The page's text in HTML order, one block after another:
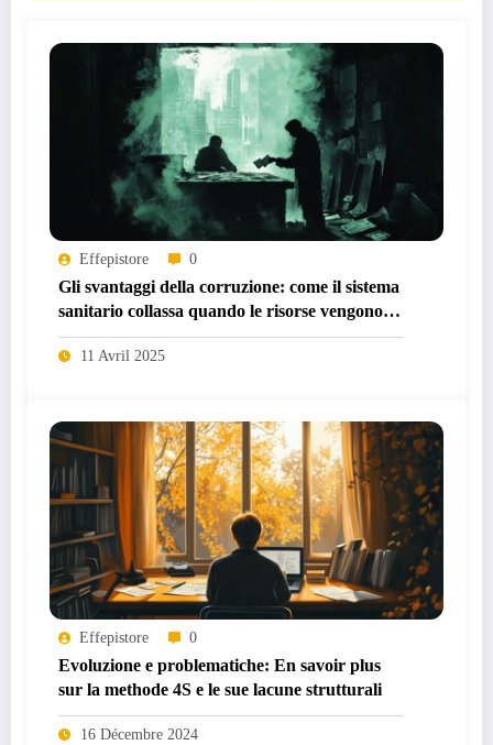
Effepistore 0
Gli svantaggi della corruzione: come il sistema
sanitario collassa quando le risorse vengono
deviate
11 Avril 2025
Effepistore 0
Evoluzione e problematiche: En savoir plus
sur la methode 4S e le sue lacune strutturali
16 Décembre 2024